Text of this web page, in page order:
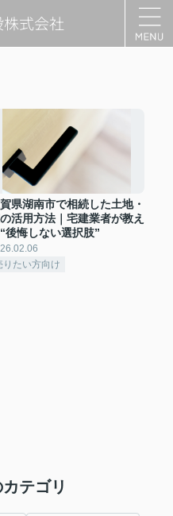
式会社
県湖南市で相続した土地・
活用方法｜宅建業者が教え
後悔しない選択肢”
りたい方向け
テゴリ